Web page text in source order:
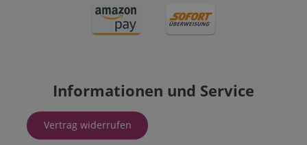
Informationen und Service
Vertrag widerrufen